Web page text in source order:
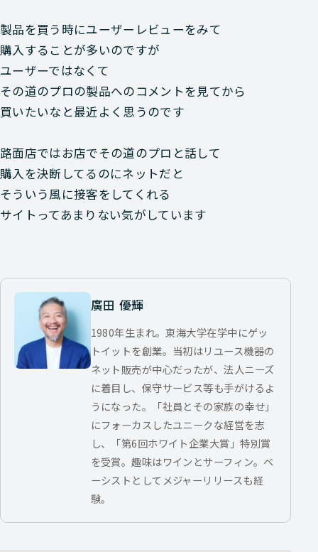
製品を買う時にユーザーレビューをみて
購入することが多いのですが
ユーザーではなくて
その道のプロの製品へのコメントを見てから
買いたいなと最近よく思うのです
路面店ではお店でその道のプロと話して
購入を決断してるのにネットだと
そういう風に接客をしてくれる
サイトってあまりない気がしています
廣田 優輝
1980年生まれ。東海大学在学中にゲッ
トイットを創業。当初はリユース機器の
ネット販売が中心だったが、法人ニーズ
に着目し、保守サービス等も手がけるよ
うになった。「社員とその家族の幸せ」
にフォーカスしたユニークな経営を志
し、「第6回ホワイト企業大賞」特別賞
を受賞。趣味はワインとサーフィン。ベ
ーシストとしてメジャーリリースも経
験。